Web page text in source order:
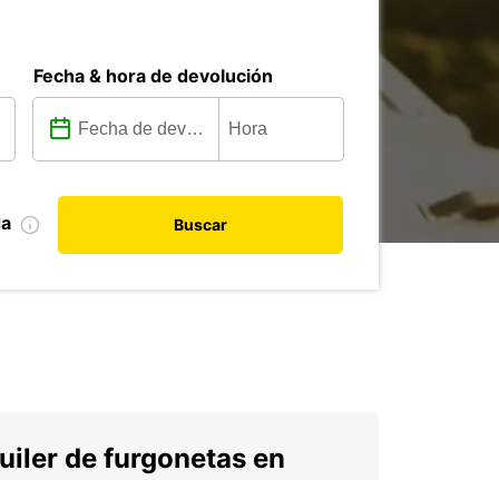
Fecha & hora de devolución
Buscar
de furgonetas en